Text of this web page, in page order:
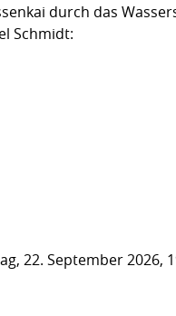
durch das
Schmidt:
22. September 2026,